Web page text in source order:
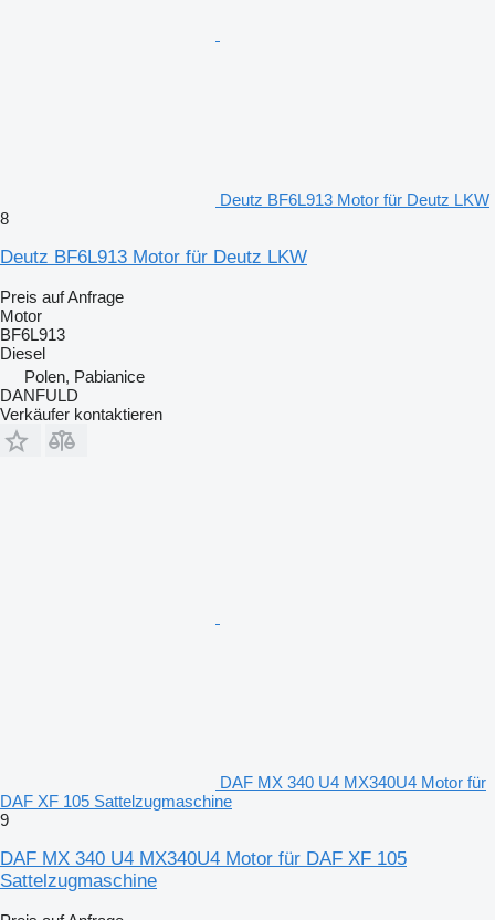
Deutz BF6L913 Motor für Deutz LKW
8
Deutz BF6L913 Motor für Deutz LKW
Preis auf Anfrage
Motor
BF6L913
Diesel
Polen, Pabianice
DANFULD
Verkäufer kontaktieren
DAF MX 340 U4 MX340U4 Motor für
DAF XF 105 Sattelzugmaschine
9
DAF MX 340 U4 MX340U4 Motor für DAF XF 105
Sattelzugmaschine